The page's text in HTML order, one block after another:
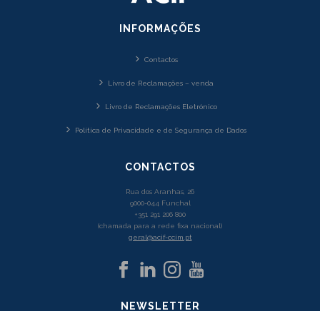
INFORMAÇÕES
Contactos
Livro de Reclamações – venda
Livro de Reclamações Eletrónico
Política de Privacidade e de Segurança de Dados
CONTACTOS
Rua dos Aranhas, 26
9000-044 Funchal
+351 291 206 800
(chamada para a rede fixa nacional)
geral@acif-ccim.pt
NEWSLETTER